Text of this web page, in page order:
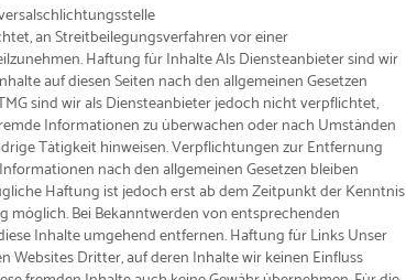
an Streitbeilegungsverfahren vor einer
Haftung für Inhalte Als Diensteanbieter sind wir
auf diesen Seiten nach den allgemeinen Gesetzen
sind wir als Diensteanbieter jedoch nicht verpflichtet,
Informationen zu überwachen oder nach Umständen
Tätigkeit hinweisen. Verpflichtungen zur Entfernung
nach den allgemeinen Gesetzen bleiben
Haftung ist jedoch erst ab dem Zeitpunkt der Kenntnis
möglich. Bei Bekanntwerden von entsprechenden
Inhalte umgehend entfernen. Haftung für Links Unser
Websites Dritter, auf deren Inhalte wir keinen Einfluss